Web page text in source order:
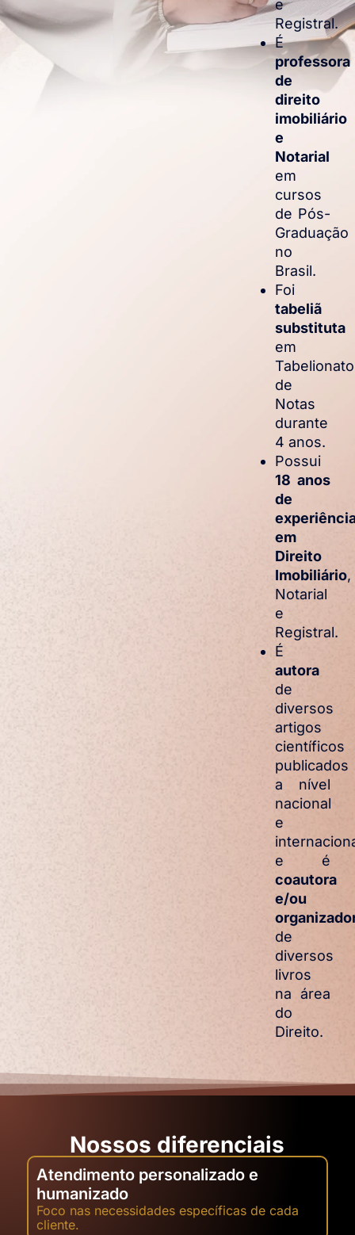
e
Registral.
É
professora
de
direito
imobiliário
e
Notarial
em
cursos
de Pós-
Graduação
no
Brasil.
Foi
tabeliã
substituta
em
Tabelionato
de
Notas
durante
4 anos.
Possui
18 anos
de
em
Direito
Imobiliário,
Notarial
e
Registral.
É
autora
de
diversos
artigos
científicos
publicados
a nível
nacional
e
e é
coautora
e/ou
de
diversos
livros
na área
do
Direito.
Nossos diferenciais
Atendimento personalizado e
humanizado
Foco nas necessidades específicas de cada
cliente.